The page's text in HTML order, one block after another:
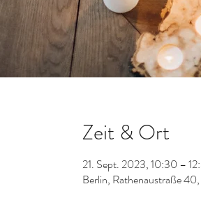
Zeit & Ort
21. Sept. 2023, 10:30 –
Berlin, Rathenaustraße